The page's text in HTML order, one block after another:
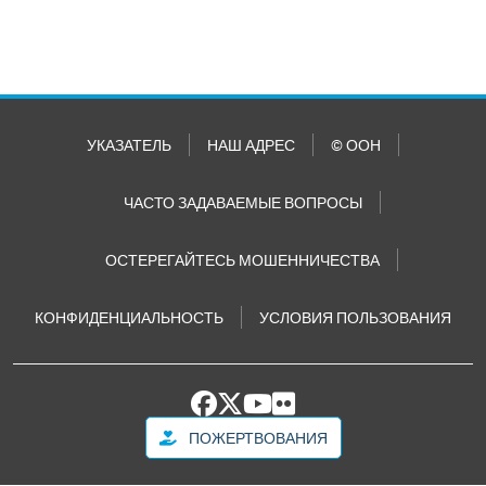
УКАЗАТЕЛЬ НАШ АДРЕС © ООН
ЧАСТО ЗАДАВАЕМЫЕ ВОПРОСЫ
ОСТЕРЕГАЙТЕСЬ МОШЕННИЧЕСТВА
КОНФИДЕНЦИАЛЬНОСТЬ УСЛОВИЯ ПОЛЬЗОВАНИЯ
ПОЖЕРТВОВАНИЯ